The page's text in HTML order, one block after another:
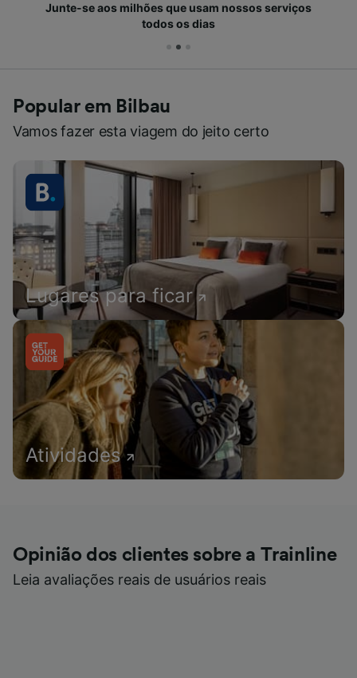
Junte-se aos milhões que usam nossos serviços
todos os dias
Popular em Bilbau
Vamos fazer esta viagem do jeito certo
Lugares para ficar
Atividades
Opinião dos clientes sobre a Trainline
Leia avaliações reais de usuários reais